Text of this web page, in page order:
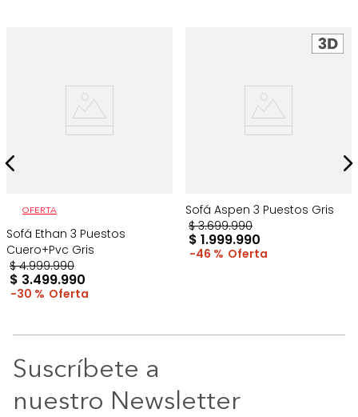
OFERTA
Sofá Ethan 3 Puestos
Cuero+Pvc Gris
$ 4.999.990
$ 3.499.990
30 %
Sofá Aspen 3 Puestos Gris
$ 3.699.990
$ 1.999.990
46 %
Suscríbete a
nuestro Newsletter